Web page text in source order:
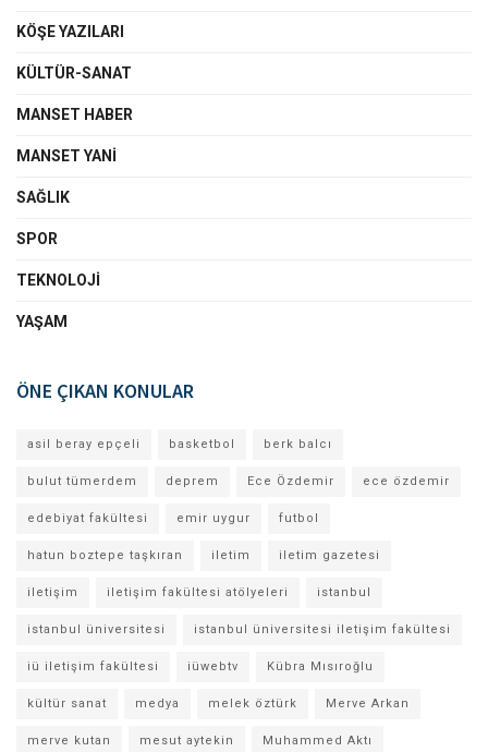
KÖŞE YAZILARI
KÜLTÜR-SANAT
MANSET HABER
MANSET YANI
SAĞLIK
SPOR
TEKNOLOJI
YAŞAM
ÖNE ÇIKAN KONULAR
asil beray epçeli basketbol berk balcı
bulut tümerdem deprem Ece Özdemir ece özdemir
edebiyat fakültesi emir uygur futbol
hatun boztepe taşkıran iletim iletim gazetesi
iletişim iletişim fakültesi atölyeleri istanbul
istanbul üniversitesi istanbul üniversitesi iletişim fakültesi
iü iletişim fakültesi iüwebtv Kübra Mısıroğlu
kültür sanat medya melek öztürk Merve Arkan
merve kutan mesut aytekin Muhammed Aktı